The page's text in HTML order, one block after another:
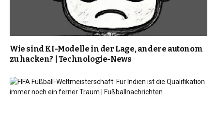
Wie sind KI-Modelle in der Lage, andere autonom
zu hacken? | Technologie-News